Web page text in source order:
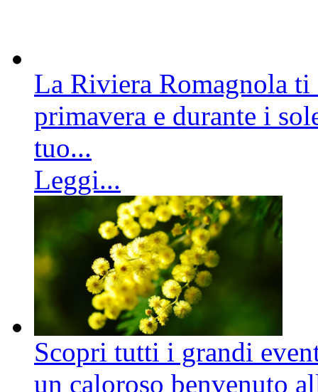
La Riviera Romagnola
primavera e durante i
tuo...
Leggi...
Scopri tutti i grandi
un caloroso benvenuto